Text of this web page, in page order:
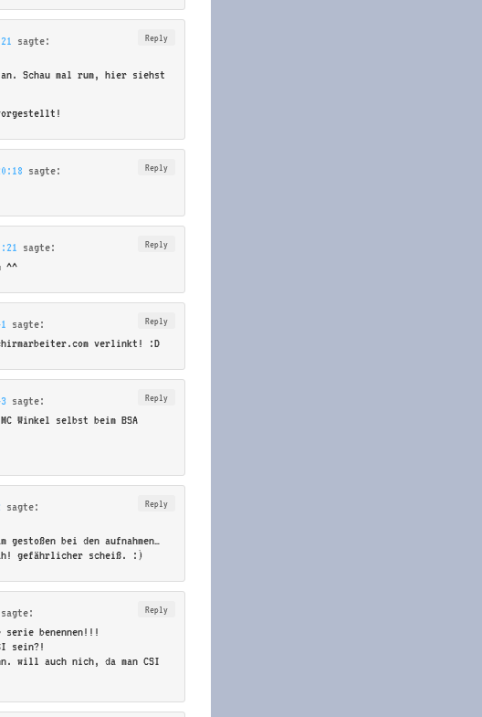
sagte: Reply
Schau mal rum, hier siehst
sagte: Reply
sagte: Reply
^^
sagte: Reply
verlinkt! :D
sagte: Reply
Winkel selbst beim BSA
sagte: Reply
gestoßen bei den aufnahmen…
gefährlicher scheiß. :)
sagte: Reply
serie benennen!!!
sein?!
will auch nich, da man CSI